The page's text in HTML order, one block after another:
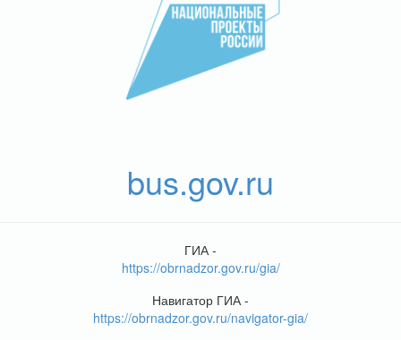
bus.gov.ru
ГИА -
https://obrnadzor.gov.ru/gia/
Навигатор ГИА -
https://obrnadzor.gov.ru/navigator-gia/